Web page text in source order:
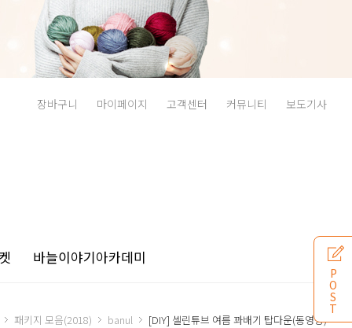
장바구니 마이페이지 고객센터 커뮤니티 보도기사
바늘이야기아카데미
패키지 모음(2018) banul [DIY] 셀린튜브 여름 꽈배기 탑다운(동영상)
P
O
S
T